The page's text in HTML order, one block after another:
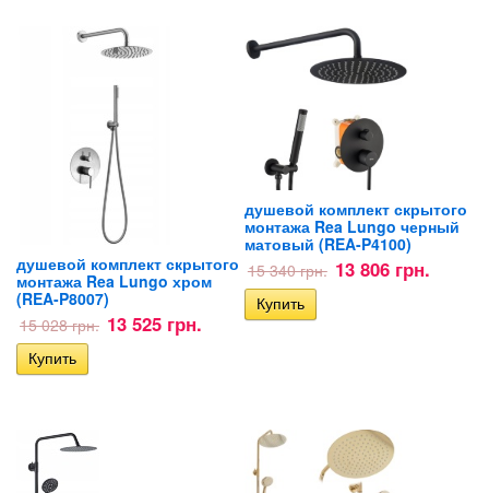
душевой комплект скрытого
монтажа Rea Lungo хром
(REA-P8007)
15 028 грн. 13 525 грн.
душевой комплект скрытого
монтажа Rea Lungo черный
матовый (REA-P4100)
15 340 грн. 13 806 грн.